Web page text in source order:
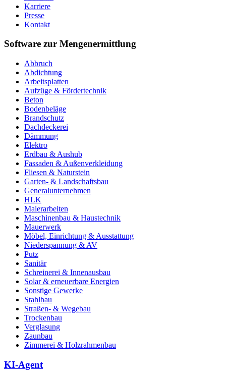
Karriere
Presse
Kontakt
Software zur Mengenermittlung
Abbruch
Abdichtung
Arbeitsplatten
Aufzüge & Fördertechnik
Beton
Bodenbeläge
Brandschutz
Dachdeckerei
Dämmung
Elektro
Erdbau & Aushub
Fassaden & Außenverkleidung
Fliesen & Naturstein
Garten- & Landschaftsbau
Generalunternehmen
HLK
Malerarbeiten
Maschinenbau & Haustechnik
Mauerwerk
Möbel, Einrichtung & Ausstattung
Niederspannung & AV
Putz
Sanitär
Schreinerei & Innenausbau
Solar & erneuerbare Energien
Sonstige Gewerke
Stahlbau
Straßen- & Wegebau
Trockenbau
Verglasung
Zaunbau
Zimmerei & Holzrahmenbau
KI-Agent